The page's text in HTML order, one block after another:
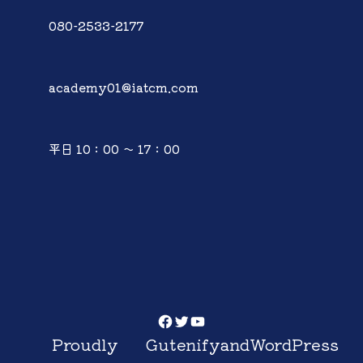
080-2533-2177
academy01@iatcm.com
平日 10：00 ～ 17：00
Facebook
Twitter
YouTube
Proudly
GutenifyandWordPress